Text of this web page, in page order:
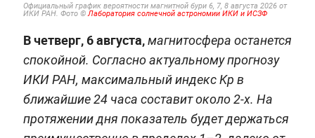
Официальный график вероятности магнитной бури 6, 7, 8 августа 2026 от
ИКИ РАН. Фото © Лаборатория солнечной астрономии ИКИ и ИСЗФ
В четверг, 6 августа,магнитосфера останется
спокойной. Согласно актуальному прогнозу
ИКИ РАН, максимальный индекс Kp в
ближайшие 24 часа составит около 2-х. На
протяжении дня показатель будет держаться